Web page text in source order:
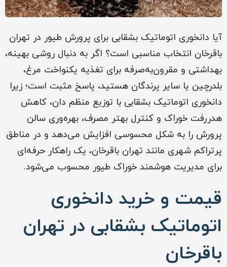
آیا دانخوری اتوماتیک بشقابی برای پرورش طیور در تهران
باقرخان انتخاب مناسبی است؟ اگر به دنبال روشی بهینه،
بهداشتی و مقرون‌به‌صرفه برای تغذیه یکنواخت مرغ،
بلدرچین یا سایر پرندگان هستید، پاسخ مثبت است؛ زیرا
دانخوری اتوماتیک بشقابی با توزیع منظم دان، کاهش
هدررفت خوراک و کنترل بهتر مصرف، بهره‌وری سالن
پرورش را به شکل محسوسی افزایش می‌دهد و در مناطق
پرتراکم شهری مانند تهران باقرخان، یک راهکار حرفه‌ای
برای مدیریت هوشمند خوراک طیور محسوب می‌شود.
قیمت و خرید دانخوری
اتوماتیک بشقابی در تهران
باقرخان